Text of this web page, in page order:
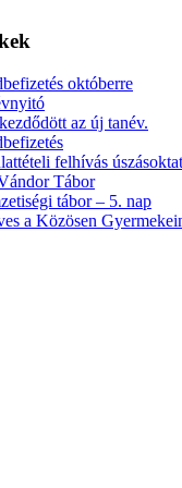
októberre
az új tanév.
felhívás
Tábor
tábor – 5. nap
a Közösen